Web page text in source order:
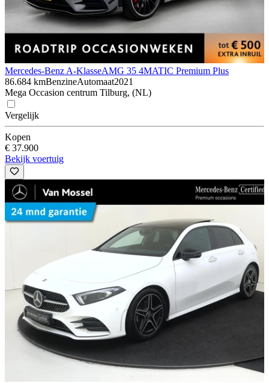
Mercedes-Benz A-KlasseAMG 35 4MATIC Premium Plus
86.684 kmBenzineAutomaat2021
Mega Occasion centrum Tilburg, (NL)
Vergelijk
Kopen
€ 37.900
Bekijk voertuig